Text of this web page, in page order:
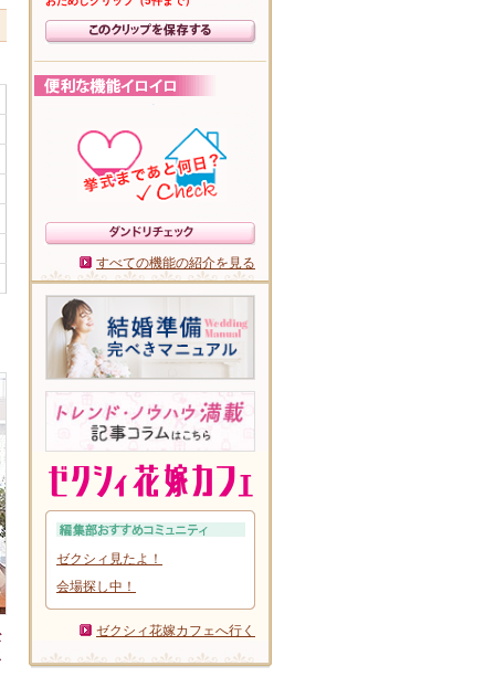
すべての機能の紹介を見る
ゼクシィ見たよ！
会場探し中！
ゼクシィ花嫁カフェへ行く